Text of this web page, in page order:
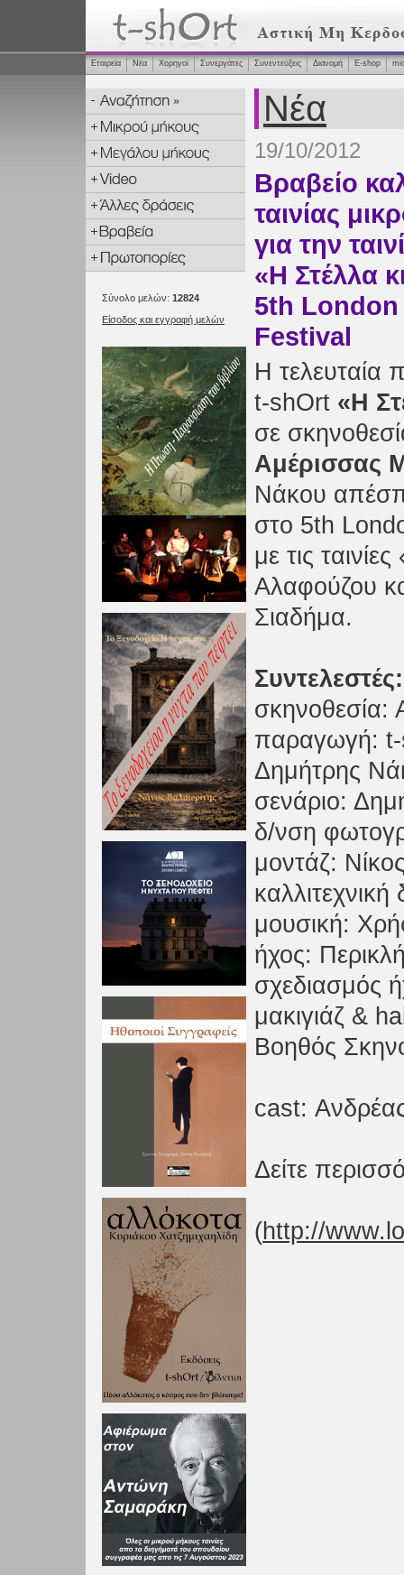
Εταιρεία Νέα Χορηγοί Συνεργάτες Συνεντεύξεις Διανομή Ε-shop
Σύνολο μελών: 12824
Είσοδος και εγγραφή μελών
Νέα
19/10/2012
Βραβείο
ταινίας
για την
«Η Στέλλα
5th
Festival
Η τελευταία
t-shOrt «Η
σε
Αμέρισσας
Νάκου
στο 5th
με τις
Αλαφούζου
Σιαδήμα.
Συντελεστές:
παραγωγή: t-
Δημήτρης
σενάριο:
δ/νση
μοντάζ:
μουσική:
ήχος:
σχεδιασμός
μακιγιάζ &
Βοηθός
cast:
Δείτε
(http://